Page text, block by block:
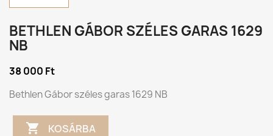
BETHLEN GÁBOR SZÉLES GARAS 1629
NB
38 000 Ft
Bethlen Gábor széles garas 1629 NB
 KOSÁRBA